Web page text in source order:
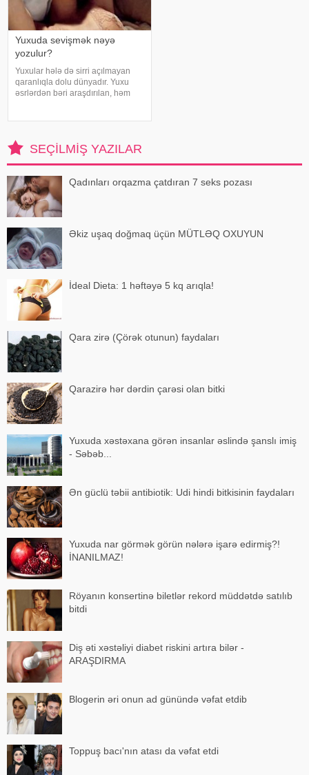
Yuxuda sevişmək nəyə
yozulur?
Yuxular hələ də sirri açılmayan
qaranlıqla dolu dünyadır. Yuxu
əsrlərdən bəri araşdırılan, həm
cinsəlikl
SEÇILMIŞ YAZILAR
Qadınları orqazma çatdıran 7 seks pozası
Əkiz uşaq doğmaq üçün MÜTLƏQ OXUYUN
İdeal Dieta: 1 həftəyə 5 kq arıqla!
Qara zirə (Çörək otunun) faydaları
Qarazirə hər dərdin çarəsi olan bitki
Yuxuda xəstəxana görən insanlar əslində şanslı imiş
- Səbəb...
Ən güclü təbii antibiotik: Udi hindi bitkisinin faydaları
Yuxuda nar görmək görün nələrə işarə edirmiş?!
İNANILMAZ!
Röyanın konsertinə biletlər rekord müddətdə satılıb
bitdi
Diş əti xəstəliyi diabet riskini artıra bilər -
ARAŞDIRMA
Blogerin əri onun ad günündə vəfat etdib
Toppuş bacı'nın atası da vəfat etdi